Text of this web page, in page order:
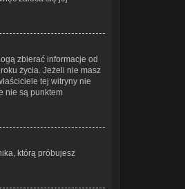
zbierać informacje od
życia. Jeżeli nie masz
tej witryny nie
nie są punktem
którą próbujesz